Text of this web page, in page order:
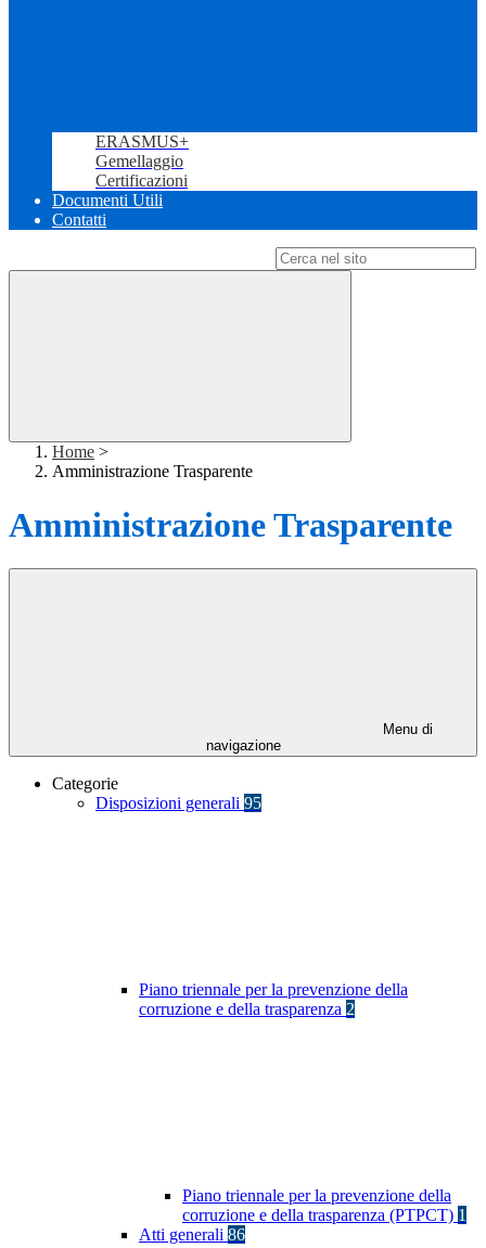
ERASMUS+
Gemellaggio
Certificazioni
Documenti Utili
Contatti
Home >
Amministrazione Trasparente
Amministrazione Trasparente
Menu di
navigazione
Categorie
Disposizioni generali 95
Piano triennale per la prevenzione della
corruzione e della trasparenza 2
Piano triennale per la prevenzione della
corruzione e della trasparenza (PTPCT) 1
Atti generali 86